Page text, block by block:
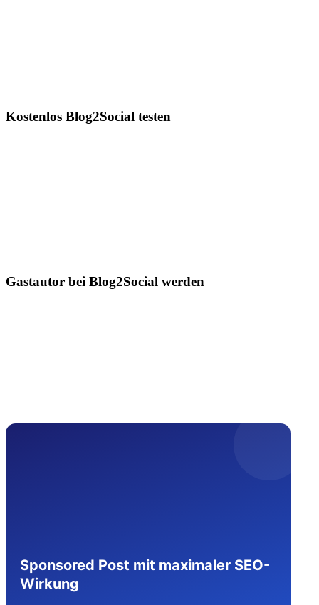
Kostenlos Blog2Social testen
Gastautor bei Blog2Social werden
Sponsored Post mit maximaler SEO-
Wirkung